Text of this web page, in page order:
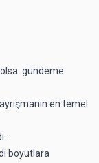
gündeme
en temel
boyutlara